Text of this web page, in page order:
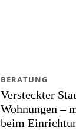
Versteckter
Wohnungen –
beim
BERATUNG